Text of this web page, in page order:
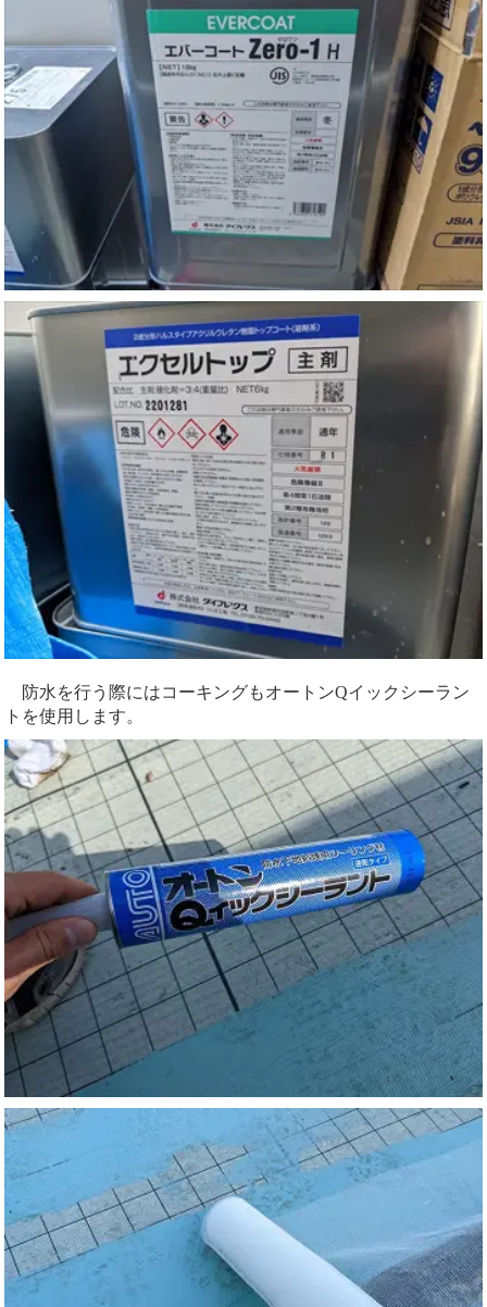
防水を行う際にはコーキングもオートンQイックシーラン
トを使用します。